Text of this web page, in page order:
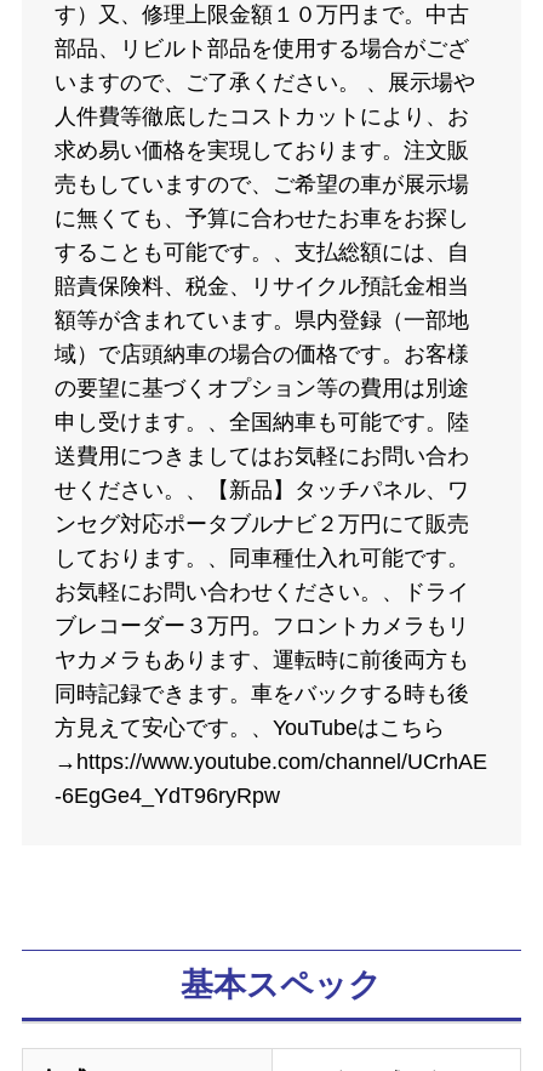
す）又、修理上限金額１０万円まで。中古
部品、リビルト部品を使用する場合がござ
いますので、ご了承ください。 、展示場や
人件費等徹底したコストカットにより、お
求め易い価格を実現しております。注文販
売もしていますので、ご希望の車が展示場
に無くても、予算に合わせたお車をお探し
することも可能です。、支払総額には、自
賠責保険料、税金、リサイクル預託金相当
額等が含まれています。県内登録（一部地
域）で店頭納車の場合の価格です。お客様
の要望に基づくオプション等の費用は別途
申し受けます。、全国納車も可能です。陸
送費用につきましてはお気軽にお問い合わ
せください。、【新品】タッチパネル、ワ
ンセグ対応ポータブルナビ２万円にて販売
しております。、同車種仕入れ可能です。
お気軽にお問い合わせください。、ドライ
ブレコーダー３万円。フロントカメラもリ
ヤカメラもあります、運転時に前後両方も
同時記録できます。車をバックする時も後
方見えて安心です。、YouTubeはこちら
→https://www.youtube.com/channel/UCrhAE
-6EgGe4_YdT96ryRpw
基本スペック